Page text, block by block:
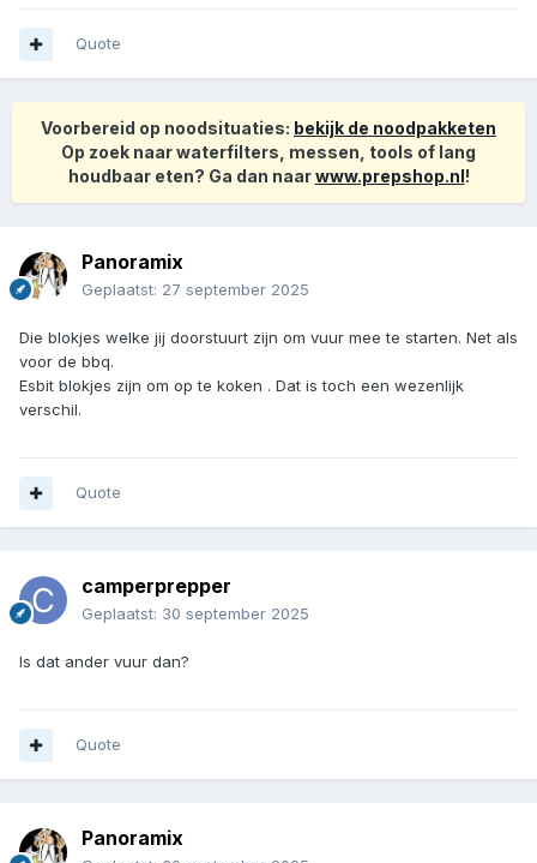
Quote
Voorbereid op noodsituaties: bekijk de noodpakketen
Op zoek naar waterfilters, messen, tools of lang
houdbaar eten? Ga dan naarwww.prepshop.nl!
Panoramix
Geplaatst: 27 september 2025
Die blokjes welke jij doorstuurt zijn om vuur mee te starten. Net als
voor de bbq.
Esbit blokjes zijn om op te koken . Dat is toch een wezenlijk
verschil.
Quote
camperprepper
Geplaatst: 30 september 2025
Is dat ander vuur dan?
Quote
Panoramix